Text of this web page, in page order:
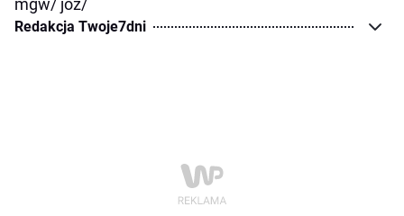
mgw/ joz/
Redakcja Twoje7dni